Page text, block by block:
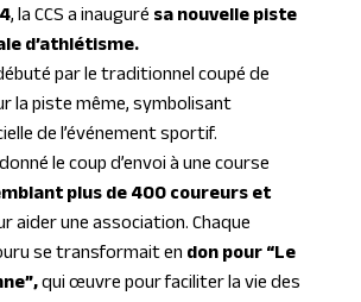
, la CCS a inaugurésa nouvelle piste
d’athlétisme.
par le traditionnel coupé de
la piste même, symbolisant
de l’événement sportif.
le coup d’envoi à une course
plus de 400 coureurs et
aider une association. Chaque
se transformait endon pour “Le
qui œuvre pour faciliter la vie des